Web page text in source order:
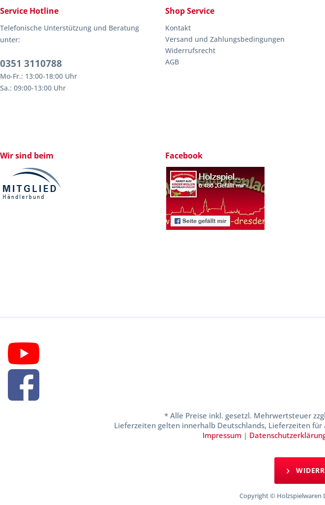
Service Hotline
Telefonische Unterstützung und Beratung
unter:
0351 3110788
Mo-Fr.: 13:00-18:00 Uhr
Sa.: 09:00-13:00 Uhr
Shop Service
Kontakt
Versand und Zahlungsbedingungen
Widerrufsrecht
AGB
Wir sind beim Facebook
* Alle Preise inkl. gesetzl. Mehrwertsteuer
Lieferzeiten gelten innerhalb Deutschlands, Lieferzeiten
Impressum |
Copyright © Holzspielwaren